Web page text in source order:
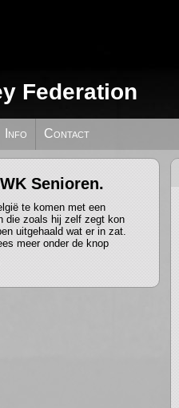
Federation
Info Contact
Senioren.
te komen met een
die zoals hij zelf zegt kon
uitgehaald wat er in zat.
meer onder de knop